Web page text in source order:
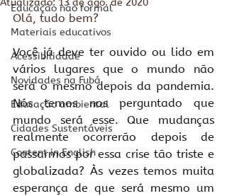
Educação não formal
Materiais educativos
Acessibilidade
Novidades na Fubá
Educação ambiental
Cidades Sustentáveis
Content in English
Atualizado: 13 de ago. de 2020
Olá, tudo bem?
Você já deve ter ouvido ou lido em
vários lugares que o mundo não
será o mesmo depois da pandemia.
Nós temos nos perguntado que
mundo será esse. Que mudanças
realmente ocorrerão depois de
passarmos por essa crise tão triste e
globalizada? Às vezes temos muita
esperança de que será mesmo um